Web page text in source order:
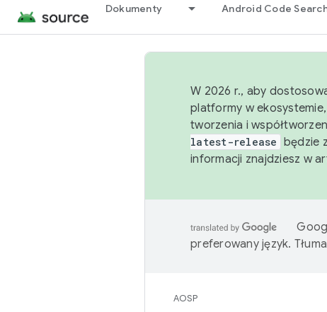
Dokumenty Android Code
W 2026 r., aby
platformy w
tworzenia i
latest-release będzie
informacji znajdziesz w
preferowany język.
AOSP